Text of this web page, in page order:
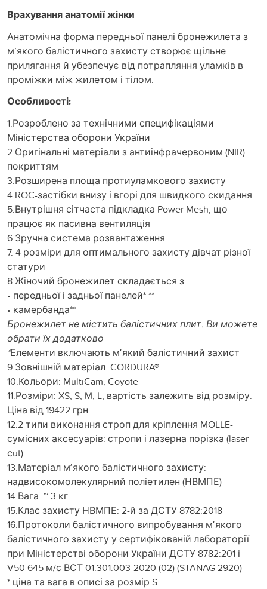
Врахування анатомії жінки
Анатомічна форма передньої панелі бронежилета з
м’якого балістичного захисту створює щільне
прилягання й убезпечує від потрапляння уламків в
проміжки між жилетом і тілом.
Особливості:
1.Розроблено за технічними специфікаціями
Міністерства оборони України
2.Оригінальні матеріали з антиінфрачервоним (NIR)
покриттям
3.Розширена площа протиуламкового захисту
4.ROC-застібки внизу і вгорі для швидкого скидання
5.Внутрішня сітчаста підкладка Power Mesh, що
працює як пасивна вентиляція
6.Зручна система розвантаження
7. 4 розміри для оптимального захисту дівчат різної
статури
8.Жіночий бронежилет складається з
• передньої і задньої панелей* **
• камербанда**
Бронежилет не містить балістичних плит. Ви можете
обрати їх додатково
*Елементи включають мʼякий балістичний захист
9.Зовнішній матеріал: CORDURA®
10.Кольори: MultiCam, Coyote
11.Розміри: XS, S, M, L, вартість залежить від розміру.
Ціна від 19422 грн.
12.2 типи виконання строп для кріплення MOLLE-
сумісних аксесуарів: стропи і лазерна порізка (laser
сut)
13.Матеріал мʼякого балістичного захисту:
надвисокомолекулярний поліетилен (НВМПЕ)
14.Вага: ~ 3 кг
15.Клас захисту НВМПЕ: 2-й за ДСТУ 8782:2018
16.Протоколи балістичного випробування мʼякого
балістичного захисту у сертифікованій лабораторії
при Міністерстві оборони України ДСТУ 8782:201 і
V50 645 м/с ВСТ 01.301.003-2020 (02) (STANAG 2920)
* ціна та вага в описі за розмір S